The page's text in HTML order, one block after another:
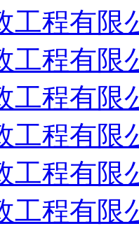
工程有限
工程有限
工程有限
工程有限
工程有限
工程有限